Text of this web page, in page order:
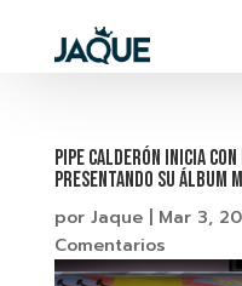
Pipe Calderón inicia
presentando su álbum
por Jaque| Mar 3,
Comentarios